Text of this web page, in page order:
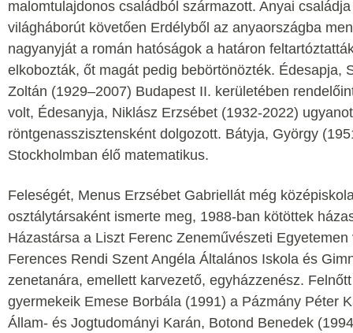
malomtulajdonos családból származott. Anyai
világháborút követően Erdélyből az anyaországba
nagyanyját a román hatóságok a határon
elkobozták, őt magát pedig bebörtönözték. Édesapja,
Zoltán (1929–2007) Budapest II. kerületében
volt, Édesanyja, Niklász Erzsébet (1932-2022)
röntgenasszisztensként dolgozott. Bátyja, György
Stockholmban élő matematikus.
Feleségét, Menus Erzsébet Gabriellát még
osztálytársaként ismerte meg, 1988-ban kötöttek
Házastársa a Liszt Ferenc Zeneművészeti Egyetemen
Ferences Rendi Szent Angéla Általános Iskola és
zenetanára, emellett karvezető, egyházzenész.
gyermekeik Emese Borbála (1991) a Pázmány Péter
Állam- és Jogtudományi Karán, Botond Benedek